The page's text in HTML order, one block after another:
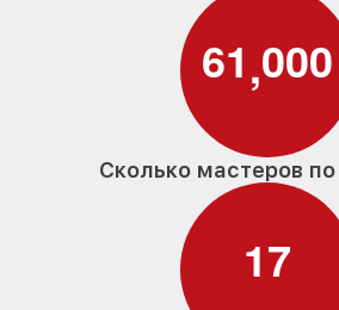
61,000
Сколько мастеров
17